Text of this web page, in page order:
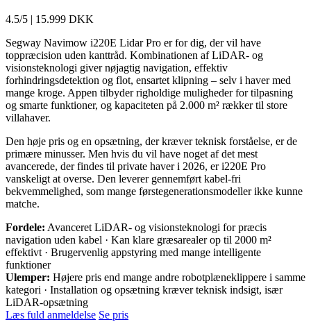
4.5/5 | 15.999 DKK
Segway Navimow i220E Lidar Pro er for dig, der vil have
toppræcision uden kanttråd. Kombinationen af LiDAR- og
visionsteknologi giver nøjagtig navigation, effektiv
forhindringsdetektion og flot, ensartet klipning – selv i haver med
mange kroge. Appen tilbyder righoldige muligheder for tilpasning
og smarte funktioner, og kapaciteten på 2.000 m² rækker til store
villahaver.
Den høje pris og en opsætning, der kræver teknisk forståelse, er de
primære minusser. Men hvis du vil have noget af det mest
avancerede, der findes til private haver i 2026, er i220E Pro
vanskeligt at overse. Den leverer gennemført kabel-fri
bekvemmelighed, som mange førstegenerationsmodeller ikke kunne
matche.
Fordele: Avanceret LiDAR- og visionsteknologi for præcis
navigation uden kabel · Kan klare græsarealer op til 2000 m²
effektivt · Brugervenlig appstyring med mange intelligente
funktioner
Ulemper: Højere pris end mange andre robotplæneklippere i samme
kategori · Installation og opsætning kræver teknisk indsigt, især
LiDAR-opsætning
Læs fuld anmeldelse Se pris